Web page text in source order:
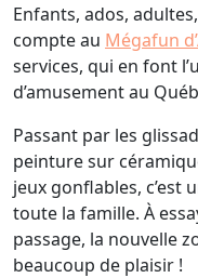
Enfants, ados,
compte au Mégafun
services, qui en font
d’amusement au
Passant par les
peinture sur
jeux gonflables,
toute la famille. À
passage, la nouvelle
beaucoup de plaisir !